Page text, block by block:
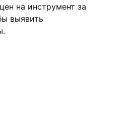
на инструмент за
выявить